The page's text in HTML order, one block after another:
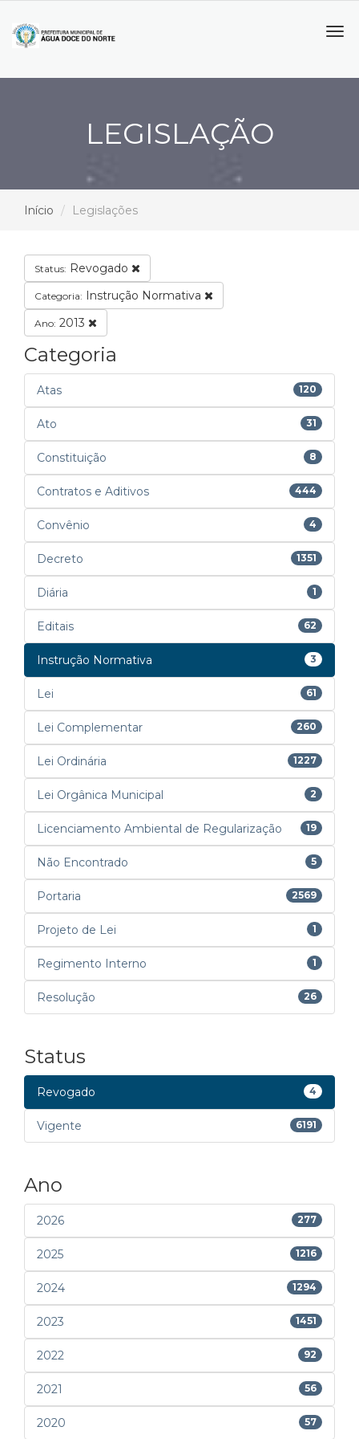
LEGISLAÇÃO
Início Legislações
Status: Revogado
Categoria: Instrução Normativa
Ano: 2013
Categoria
Atas 120
Ato 31
Constituição 8
Contratos e Aditivos 444
Convênio 4
Decreto 1351
Diária 1
Editais 62
Instrução Normativa 3
Lei 61
Lei Complementar 260
Lei Ordinária 1227
Lei Orgânica Municipal 2
Licenciamento Ambiental de Regularização 19
Não Encontrado 5
Portaria 2569
Projeto de Lei 1
Regimento Interno 1
Resolução 26
Status
Revogado 4
Vigente 6191
Ano
2026 277
2025 1216
2024 1294
2023 1451
2022 92
2021 56
2020 57